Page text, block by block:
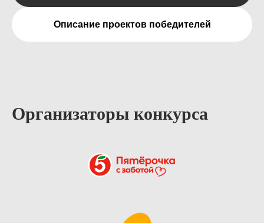
Описание проектов победителей
Организаторы конкурса